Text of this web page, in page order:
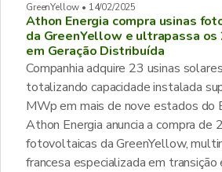
GreenYellow • 14/02/2025
Athon Energia compra usinas
da GreenYellow e ultrapassa os
em Geração Distribuída
Companhia adquire 23 usinas
totalizando capacidade instalada
MWp em mais de nove estados
Athon Energia anuncia a compra de
fotovoltaicas da GreenYellow,
francesa especializada em transição